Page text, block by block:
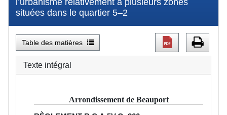
situées dans le quartier 5–2
Table des matières
Texte intégral
Arrondissement de Beauport